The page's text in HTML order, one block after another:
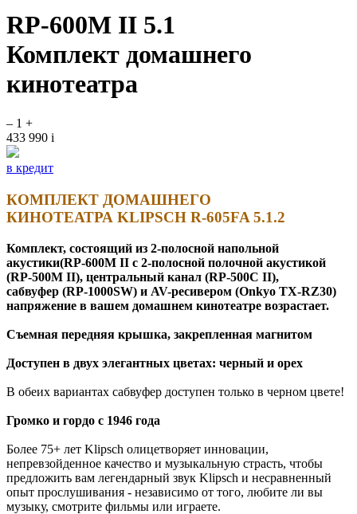
RP-600M II 5.1
Комплект домашнего
кинотеатра
– 1 +
433 990 i
в кредит
КОМПЛЕКТ ДОМАШНЕГО
КИНОТЕАТРА KLIPSCH R-605FA 5.1.2
Комплект, состоящий из 2-полосной напольной
акустики(RP-600M II с 2-полосной полочной акустикой
(RP-500M II), центральный канал (RP-500C II),
сабвуфер (RP-1000SW) и AV-ресивером (Onkyo TX-RZ30)
напряжение в вашем домашнем кинотеатре возрастает.
Съемная передняя крышка, закрепленная магнитом
Доступен в двух элегантных цветах: черный и орех
В обеих вариантах сабвуфер доступен только в черном цвете!
Громко и гордо с 1946 года
Более 75+ лет Klipsch олицетворяет инновации,
непревзойденное качество и музыкальную страсть, чтобы
предложить вам легендарный звук Klipsch и несравненный
опыт прослушивания - независимо от того, любите ли вы
музыку, смотрите фильмы или играете.